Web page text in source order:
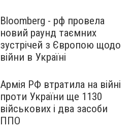
Bloomberg - рф провела
новий раунд таємних
зустрічей з Європою щодо
війни в Україні
Армія РФ втратила на війні
проти України ще 1130
військових і два засоби
ППО